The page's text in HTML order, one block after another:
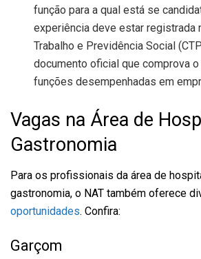
função para a qual está se
experiência deve estar registrada
Trabalho e Previdência Social
documento oficial que comprova
funções desempenhadas em
Vagas na Área de
Gastronomia
Para os profissionais da área de
gastronomia, o NAT também oferece
oportunidades. Confira:
Garçom